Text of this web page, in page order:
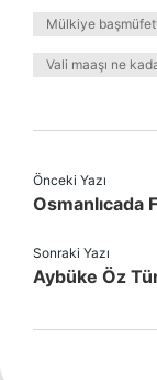
Mülkiye
Vali maaşı ne
Önceki Yazı
Osmanlıcada
Sonraki Yazı
Aybüke Öz